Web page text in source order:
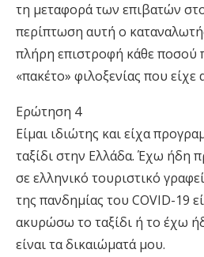
τη µεταφορά των επιβατών
περίπτωση αυτή ο
πλήρη επιστροφή κάθε ποσού
«πακέτο» φιλοξενίας που είχε
Ερώτηση 4
Είµαι ιδιώτης και είχα
ταξίδι στην Ελλάδα. Έχω ήδη
σε ελληνικό τουριστικό
της πανδηµίας του COVID-19
ακυρώσω το ταξίδι ή το έχω
είναι τα δικαιώµατά µου.